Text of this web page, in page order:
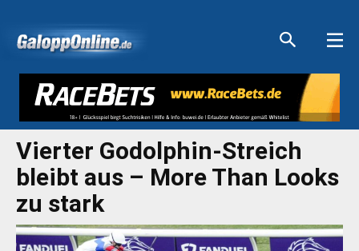
Vierter Godolphin-Streich
bleibt aus – More Than Looks
zu stark